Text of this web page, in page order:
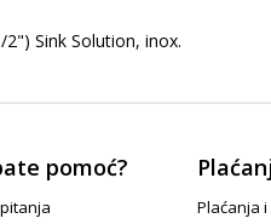
Sink Solution, inox.
pomoć?
Plaćanja